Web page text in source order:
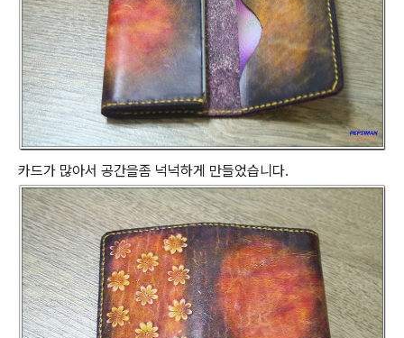
카드가 많아서 공간을좀 넉넉하게 만들었습니다.